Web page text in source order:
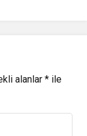
alanlar * ile